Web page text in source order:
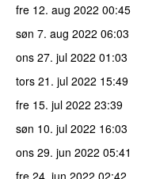
fre 12. aug 2022 00:45
søn 7. aug 2022 06:03
ons 27. jul 2022 01:03
tors 21. jul 2022 15:49
fre 15. jul 2022 23:39
søn 10. jul 2022 16:03
ons 29. jun 2022 05:41
fre 24. jun 2022 02:42